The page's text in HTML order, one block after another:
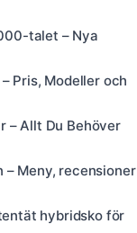
talet – Nya
Pris, Modeller och
– Allt Du Behöver
– Meny, recensioner
hybridsko för